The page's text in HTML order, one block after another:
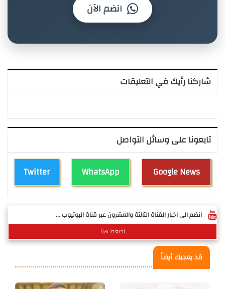
انضم الآن
شاركنا رأيك في التعليقات
تابعونا على وسائل التواصل
Twitter WhatsApp Google News
انضم الى اخبار القناة الثالثة والعشرون عبر قناة اليوتيوب ...
اضغط هنا
قد يعجبك أيضاً